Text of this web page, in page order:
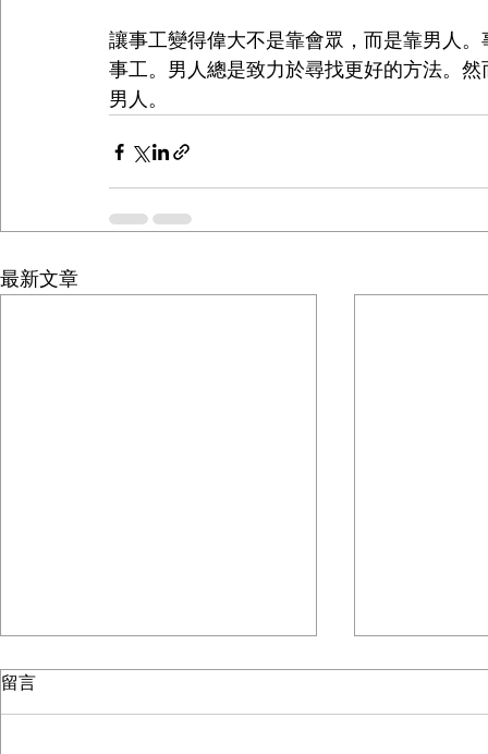
讓事工變得偉大不是靠會眾，而是靠男人
事工。男人總是致力於尋找更好的方法。
男人。
最新文章
家庭小組
「因為無論在那裡，有兩三個人奉
留言